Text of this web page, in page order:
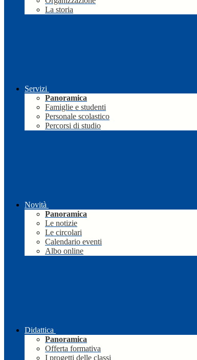
La storia
Servizi
Panoramica
Famiglie e studenti
Personale scolastico
Percorsi di studio
Novità
Panoramica
Le notizie
Le circolari
Calendario eventi
Albo online
Didattica
Panoramica
Offerta formativa
I progetti delle classi